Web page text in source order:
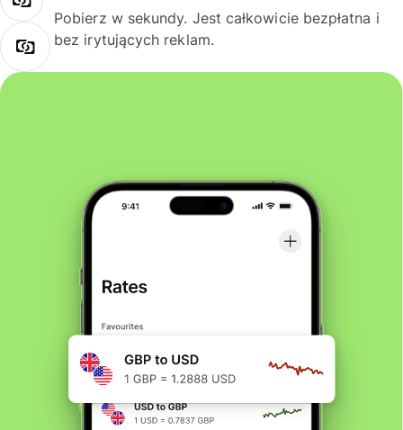
Pobierz w sekundy. Jest całkowicie bezpłatna i
bez irytujących reklam.